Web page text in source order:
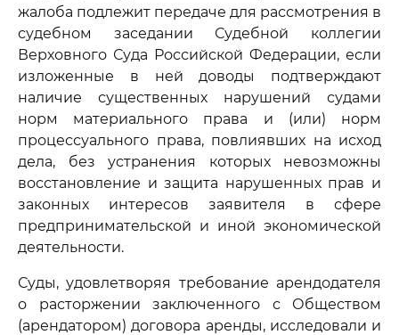
жалоба подлежит передаче для рассмотрения в
судебном заседании Судебной коллегии
Верховного Суда Российской Федерации, если
изложенные в ней доводы подтверждают
наличие существенных нарушений судами
норм материального права и (или) норм
процессуального права, повлиявших на исход
дела, без устранения которых невозможны
восстановление и защита нарушенных прав и
законных интересов заявителя в сфере
предпринимательской и иной экономической
деятельности.
Суды, удовлетворяя требование арендодателя
о расторжении заключенного с Обществом
(арендатором) договора аренды, исследовали и